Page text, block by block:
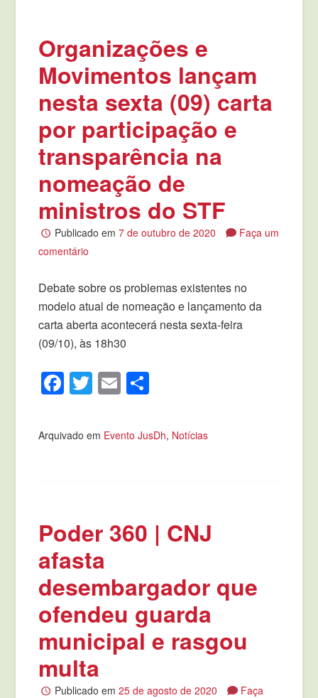
Organizações e
Movimentos lançam
nesta sexta (09) carta
por participação e
transparência na
nomeação de
ministros do STF
Publicado em 7 de outubro de 2020
Faça um
comentário
Debate sobre os problemas existentes no
modelo atual de nomeação e lançamento da
carta aberta acontecerá nesta sexta-feira
(09/10), às 18h30
Facebook
Twitter
Email
Arquivado em Evento JusDh, Notícias
Poder 360 | CNJ
afasta
desembargador que
ofendeu guarda
municipal e rasgou
multa
Publicado em 25 de agosto de 2020
Faça